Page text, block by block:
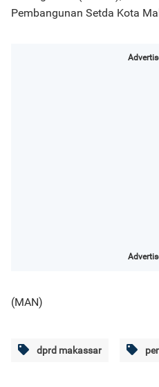
Pembangunan Setda Kota
(MAN)
dprd makassar